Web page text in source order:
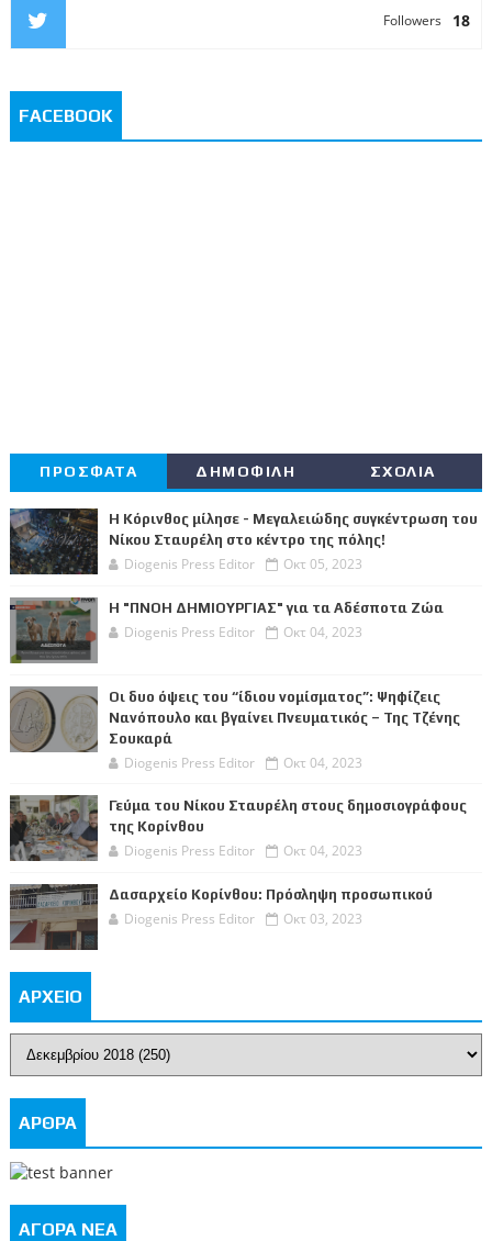
18
Followers
FACEBOOK
ΠΡΟΣΦΑΤΑ ΔΗΜΟΦΙΛΗ ΣΧΟΛΙΑ
Η Κόρινθος μίλησε - Μεγαλειώδης συγκέντρωση του
Νίκου Σταυρέλη στο κέντρο της πόλης!
Diogenis Press Editor Οκτ 05, 2023
Η "ΠΝΟΗ ΔΗΜΙΟΥΡΓΙΑΣ" για τα Αδέσποτα Ζώα
Diogenis Press Editor Οκτ 04, 2023
Οι δυο όψεις του “ίδιου νομίσματος”: Ψηφίζεις
Νανόπουλο και βγαίνει Πνευματικός – Της Τζένης
Σουκαρά
Diogenis Press Editor Οκτ 04, 2023
Γεύμα του Νίκου Σταυρέλη στους δημοσιογράφους
της Κορίνθου
Diogenis Press Editor Οκτ 04, 2023
Δασαρχείο Κορίνθου: Πρόσληψη προσωπικού
Diogenis Press Editor Οκτ 03, 2023
ΑΡΧΕΙΟ
ΑΡΘΡΑ
ΑΓΟΡΑ ΝΕΑ